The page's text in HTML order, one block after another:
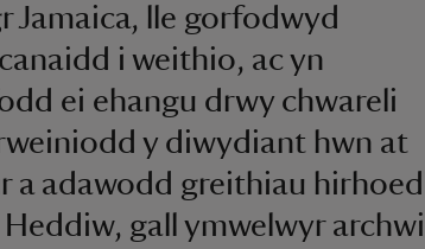
Jamaica, lle gorfodwyd
i weithio, ac yn
ei ehangu drwy chwareli
y diwydiant hwn at
a adawodd greithiau
gall ymwelwyr